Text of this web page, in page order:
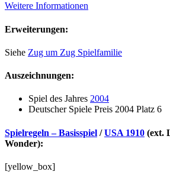
Weitere Informationen
Erweiterungen:
Siehe Zug um Zug Spielfamilie
Auszeichnungen:
Spiel des Jahres 2004
Deutscher Spiele Preis 2004 Platz 6
Spielregeln – Basisspiel /USA 1910 (ext.
Wonder):
[yellow_box]